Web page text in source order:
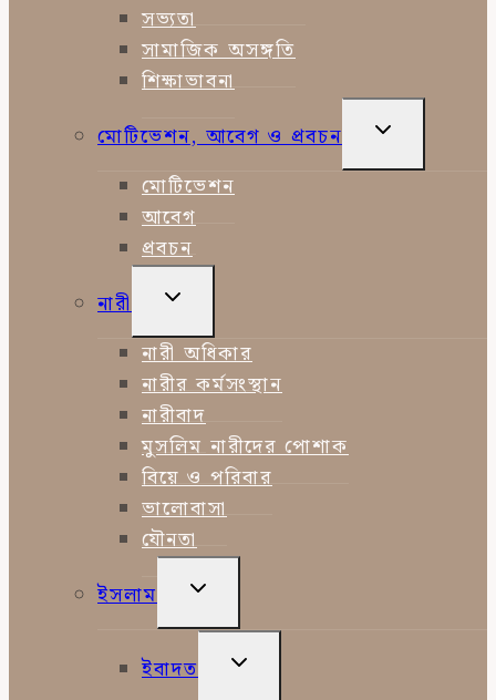
সভ্যতা
সামাজিক অসঙ্গতি
শিক্ষাভাবনা
মোটিভেশন, আবেগ ও প্রবচন
TOGGLE
মোটিভেশন
আবেগ
প্রবচন
নারী
TOGGLE
MENU
নারী অধিকার
নারীর কর্মসংস্থান
নারীবাদ
মুসলিম নারীদের পোশাক
বিয়ে ও পরিবার
ভালোবাসা
যৌনতা
ইসলাম
TOGGLE
MENU
ইবাদত
TOGGLE